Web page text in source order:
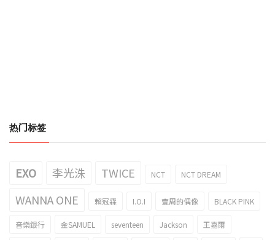
热门标签
EXO 李光洙 TWICE NCT NCT DREAM
WANNA ONE 賴冠霖 I.O.I 壹周的偶像 BLACK PINK
音樂銀行 金SAMUEL seventeen Jackson 王嘉爾